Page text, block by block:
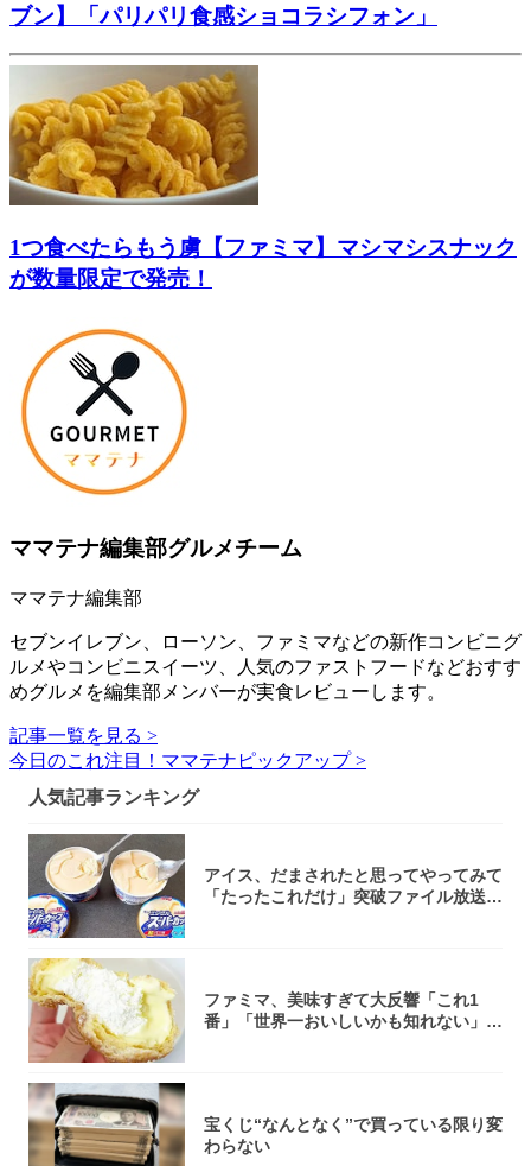
ブン】「パリパリ食感ショコラシフォン」
1つ食べたらもう虜【ファミマ】マシマシスナック
が数量限定で発売！
ママテナ編集部グルメチーム
ママテナ編集部
セブンイレブン、ローソン、ファミマなどの新作コンビニグ
ルメやコンビニスイーツ、人気のファストフードなどおすす
めグルメを編集部メンバーが実食レビューします。
記事一覧を見る >
今日のこれ注目！ママテナピックアップ >
人気記事ランキング
アイス、だまされたと思ってやってみて
「たったこれだけ」突破ファイル放送で
ファミマ、美味すぎて大反響「これ1
番」「世界一おいしいかも知れない」
宝くじ“なんとなく”で買っている限り変
わらない